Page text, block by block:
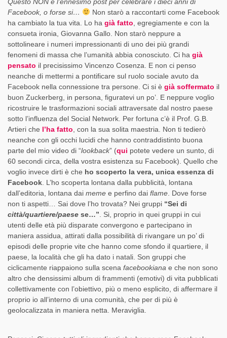
Facebook, o forse si…
Non starò a raccontarti come Facebook
ha cambiato la tua vita. Lo ha già fatto , egregiamente e con la
consueta ironia, Giovanna Gallo. Non starò neppure a
sottolineare i numeri impressionanti di uno dei più grandi
fenomeni di massa che l’umanità abbia conosciuto. Ci ha già
pensato il precisissimo Vincenzo Cosenza. E non ci penso
neanche di mettermi a pontificare sul ruolo sociale avuto da
Facebook nella connessione tra persone. Ci si è già soffermato il
buon Zuckerberg, in persona, figuratevi un po’. E neppure voglio
ricostruire le trasformazioni sociali attraversate dal nostro paese
sotto l’influenza del Social Network. Per fortuna c’è il Prof. G.B.
Artieri che l’ha fatto , con la sua solita maestria. Non ti tedierò
neanche con gli occhi lucidi che hanno contraddistinto buona
parte del mio video di “lookback” (qui potete vedere un sunto, di
60 secondi circa, della vostra esistenza su Facebook). Quello che
voglio invece dirti è che ho scoperto la vera, unica essenza di
Facebook . L’ho scoperta lontana dalla pubblicità, lontana
dall’editoria, lontana dai meme e perfino dai flame . Dove forse
non ti aspetti… Sai dove l’ho trovata? Nei gruppi “Sei di
città/quartiere/paese se…” . Si, proprio in quei gruppi in cui
utenti delle età più disparate convergono e partecipano in
maniera assidua, attirati dalla possibilità di rivangare un po’ di
episodi delle proprie vite che hanno come sfondo il quartiere, il
paese, la località che gli ha dato i natali. Son gruppi che
ciclicamente riappaiono sulla scena facebookiana e che non sono
altro che densissimi album di frammenti (emotivi) di vita pubblicati
collettivamente con l’obiettivo, più o meno esplicito, di affermare il
proprio io all’interno di una comunità, che per di più è
geolocalizzata in maniera netta. Meraviglia.